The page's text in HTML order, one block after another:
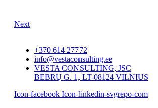
Next
+370 614 27772
info@vestaconsulting.ee
VESTA CONSULTING, JSC
BEBRŲ G. 1, LT-08124 VILNIUS
Icon-facebook Icon-linkedin-svgrepo-com